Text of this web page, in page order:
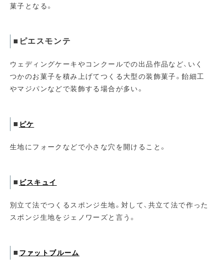
菓子となる。
■ピエスモンテ
ウェディングケーキやコンクールでの出品作品など、いく
つかのお菓子を積み上げてつくる大型の装飾菓子。飴細工
やマジパンなどで装飾する場合が多い。
■ ピケ
生地にフォークなどで小さな穴を開けること。
■ ビスキュイ
別立て法でつくるスポンジ生地。対して、共立て法で作った
スポンジ生地をジェノワーズと言う。
■ ファットブルーム